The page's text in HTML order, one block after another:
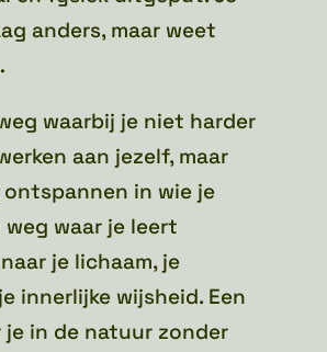
anders, maar weet
waarbij je niet harder
aan jezelf, maar
in wie je
weg waar je leert
je lichaam, je
innerlijke wijsheid. Een
je in de natuur zonder